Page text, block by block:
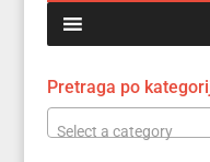
Pretraga po
Select a category